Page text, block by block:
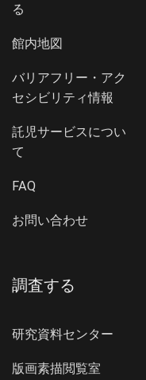
る
館内地図
バリアフリー・アク
セシビリティ情報
託児サービスについ
て
FAQ
お問い合わせ
調査する
研究資料センター
版画素描閲覧室